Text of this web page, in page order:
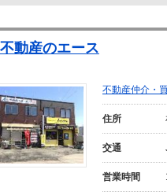
動産のエース
不動産仲介・
住所
交通
営業時間